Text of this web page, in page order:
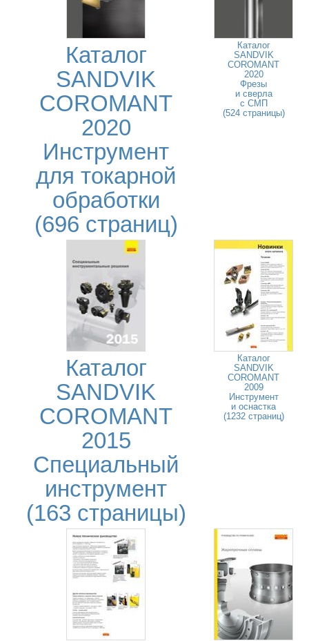
Каталог
SANDVIK
COROMANT
2020
Инструмент
для токарной
обработки
(696 страниц)
Каталог
SANDVIK
COROMANT
2020
Фрезы
и сверла
с СМП
(524 страницы)
Каталог
SANDVIK
COROMANT
2015
Специальный
инструмент
(163 страницы)
Каталог
SANDVIK
COROMANT
2009
Инструмент
и оснастка
(1232 страниц)